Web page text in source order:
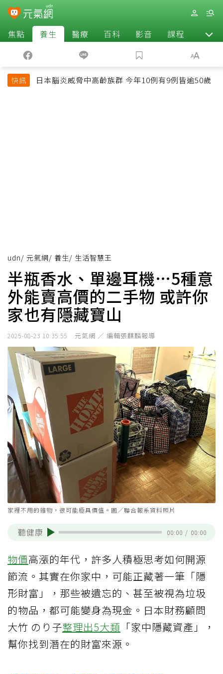
焦點 養生 醫療 百科 影音 課程 退休
快訊 日本腦炎威脅中高齡族群 今年10例有9例皆逾50歲
udn/ 元氣網/ 養生/ 生活智慧王
半瓶香水、單邊耳機…5種意
外能賣高價的二手物 或許你
家也有隱藏寶山
2025-08-23 10:35:55 元氣網 ／ 編輯張麒麟報導
家裡不用的雜物，很可能極具價值。圖／聯合報系資料照片
聽健康 00:00 / 00:00
物價高漲的年代，許多人積極思考如何開源
節流。其實在你家中，可能正藏著一筆「隱
形財富」，那些被遺忘的、甚至被視為垃圾
的物品，都可能變身為現金。日本財務顧問
大竹 のり子整理出5大類 「家中隱藏資產」，
幫你找到潛在的財富來源。